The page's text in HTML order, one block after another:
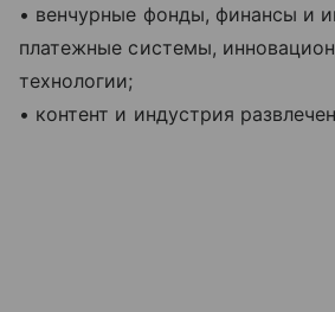
• венчурные фонды, финансы и
платежные системы,
технологии;
• контент и индустрия